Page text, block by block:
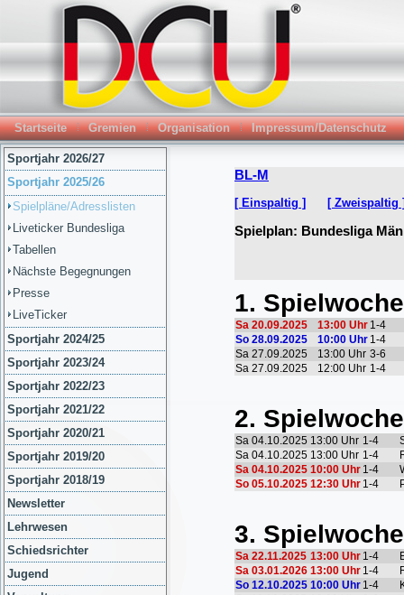
Startseite Gremien Organisation Impressum/Datenschutz
Sportjahr 2026/27
Sportjahr 2025/26
Spielpläne/Adresslisten
Liveticker Bundesliga
Tabellen
Nächste Begegnungen
Presse
LiveTicker
Sportjahr 2024/25
Sportjahr 2023/24
Sportjahr 2022/23
Sportjahr 2021/22
Sportjahr 2020/21
Sportjahr 2019/20
Sportjahr 2018/19
Newsletter
Lehrwesen
Schiedsrichter
Jugend